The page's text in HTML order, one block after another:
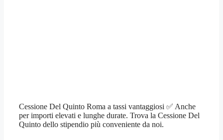
Cessione Del Quinto Roma a tassi vantaggiosi ✅ Anche
per importi elevati e lunghe durate. Trova la Cessione Del
Quinto dello stipendio più conveniente da noi.